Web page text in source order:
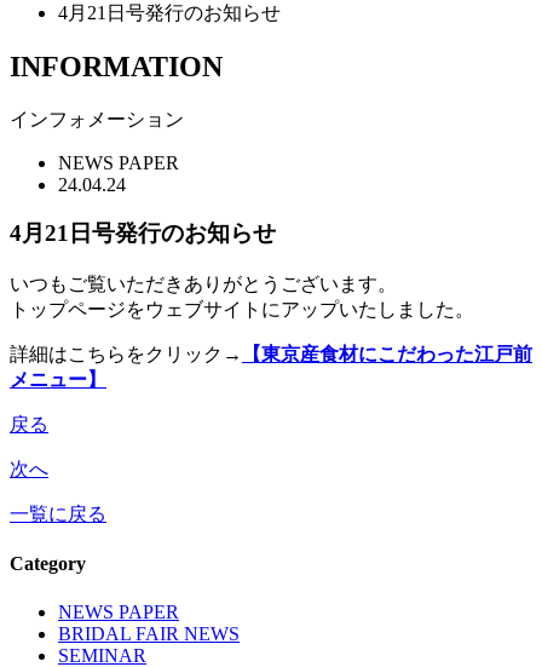
4月21日号発行のお知らせ
INFORMATION
インフォメーション
NEWS PAPER
24.04.24
4月21日号発行のお知らせ
いつもご覧いただきありがとうございます。
トップページをウェブサイトにアップいたしました。
詳細はこちらをクリック→
【東京産食材にこだわった江戸前
メニュー】
戻る
次へ
一覧に戻る
Category
NEWS PAPER
BRIDAL FAIR NEWS
SEMINAR